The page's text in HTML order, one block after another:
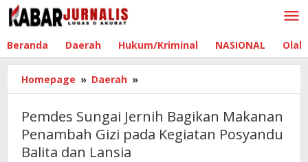
Lewati
ke
Beranda Daerah Hukum/Kriminal NASIONAL
Homepage » Daerah »
Sungai
Jernih
Bagikan
Makanan
Pemdes Sungai Jernih Bagikan Makanan
Penambah Gizi pada Kegiatan Posyandu
Balita dan Lansia